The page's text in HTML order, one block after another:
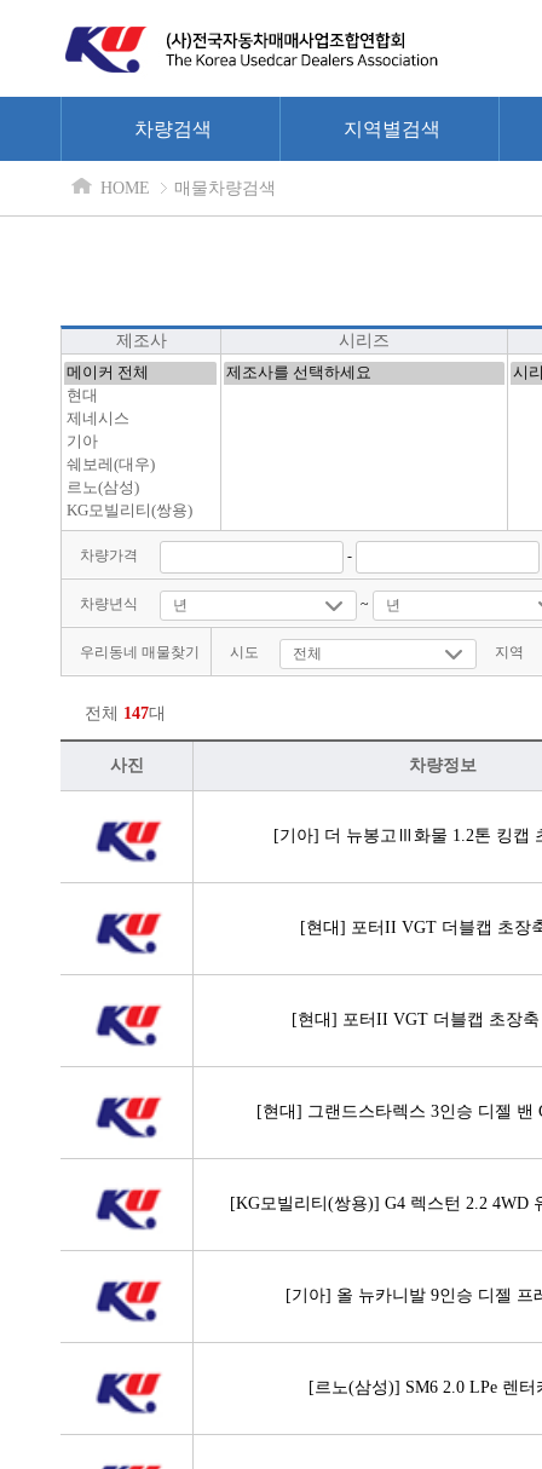
차량검색 지역별검색
HOME 매물차량검색
제조사 시리즈
차량가격 -
차량년식 ~
우리동네 매물찾기 시도 지역
전체 147대
사진 차량정보
[기아] 더 뉴봉고Ⅲ화물 1.2톤 킹캡
[현대] 포터II VGT 더블캡 초장
[현대] 포터II VGT 더블캡 초장
[현대] 그랜드스타렉스 3인승 디젤 밴
[KG모빌리티(쌍용)] G4 렉스턴 2.2 4WD
[기아] 올 뉴카니발 9인승 디젤 프
[르노(삼성)] SM6 2.0 LPe 렌터